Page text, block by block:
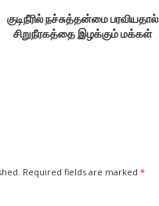
குடிநீரில் நச்சுத்தன்மை பரவியதால்
சிறுநீரகத்தை இழக்கும் மக்கள்
Required fields are marked *